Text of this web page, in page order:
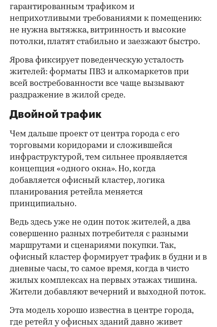
гарантированным трафиком и
неприхотливыми требованиями к помещению:
не нужна вытяжка, витринность и высокие
потолки, платят стабильно и заезжают быстро.
Ярова фиксирует поведенческую усталость
жителей: форматы ПВЗ и алкомаркетов при
всей востребованности все чаще вызывают
раздражение в жилой среде.
Двойной трафик
Чем дальше проект от центра города с его
торговыми коридорами и сложившейся
инфраструктурой, тем сильнее проявляется
концепция «одного окна». Но, когда
добавляется офисный кластер, логика
планирования ретейла меняется
принципиально.
Ведь здесь уже не один поток жителей, а два
совершенно разных потребителя с разными
маршрутами и сценариями покупки. Так,
офисный кластер формирует трафик в будни и в
дневные часы, то самое время, когда в чисто
жилых комплексах на первых этажах тишина.
Жители добавляют вечерний и выходной поток.
Эта модель хорошо известна в центре города,
где ретейл у офисных зданий давно живет